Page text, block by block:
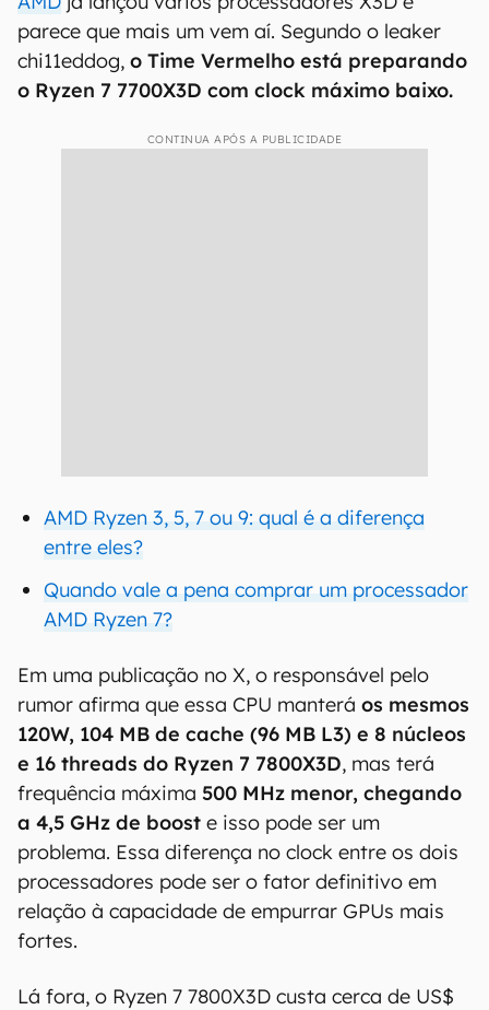
parece que mais um vem aí. Segundo o leaker
chi11eddog, o Time Vermelho está preparando
o Ryzen 7 7700X3D com clock máximo baixo.
CONTINUA APÓS A PUBLICIDADE
AMD Ryzen 3, 5, 7 ou 9: qual é a diferença
entre eles?
Quando vale a pena comprar um processador
AMD Ryzen 7?
Em uma publicação no X, o responsável pelo
rumor afirma que essa CPU manterá os mesmos
120W, 104 MB de cache (96 MB L3) e 8 núcleos
e 16 threads do Ryzen 7 7800X3D, mas terá
frequência máxima 500 MHz menor, chegando
a 4,5 GHz de boost e isso pode ser um
problema. Essa diferença no clock entre os dois
processadores pode ser o fator definitivo em
relação à capacidade de empurrar GPUs mais
fortes.
Lá fora, o Ryzen 7 7800X3D custa cerca de US$